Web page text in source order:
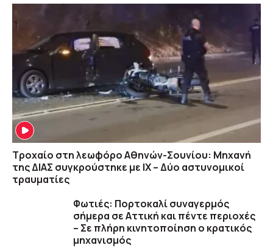
Τροχαίο στη λεωφόρο Αθηνών-Σουνίου: Μηχανή
της ΔΙΑΣ συγκρούστηκε με ΙΧ – Δύο αστυνομικοί
τραυματίες
Φωτιές: Πορτοκαλί συναγερμός
σήμερα σε Αττική και πέντε περιοχές
– Σε πλήρη κινητοποίηση ο κρατικός
μηχανισμός